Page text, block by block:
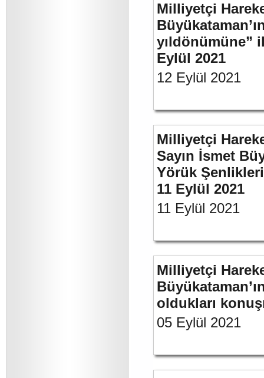
Milliyetçi
yıldönümüne”
Eylül 2021
12 Eylül 2021
Milliyetçi
Sayın İsmet
Yörük
11 Eylül 2021
11 Eylül 2021
Milliyetçi
oldukları
05 Eylül 2021